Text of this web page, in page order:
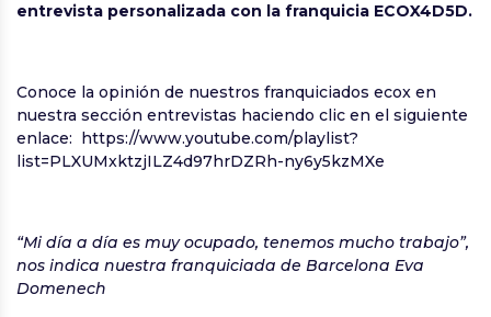
entrevista personalizada con la franquicia ECOX4D5D.
Conoce la opinión de nuestros franquiciados ecox en
nuestra sección entrevistas haciendo clic en el siguiente
enlace: https://www.youtube.com/playlist?
list=PLXUMxktzjILZ4d97hrDZRh-ny6y5kzMXe
“Mi día a día es muy ocupado, tenemos mucho trabajo”,
nos indica nuestra franquiciada de Barcelona Eva
Domenech